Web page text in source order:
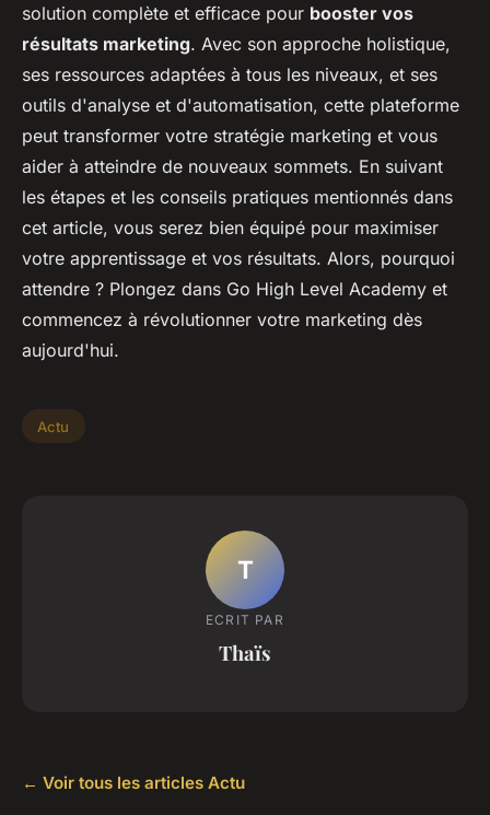
solution complète et efficace pour booster vos
résultats marketing. Avec son approche holistique,
ses ressources adaptées à tous les niveaux, et ses
outils d'analyse et d'automatisation, cette plateforme
peut transformer votre stratégie marketing et vous
aider à atteindre de nouveaux sommets. En suivant
les étapes et les conseils pratiques mentionnés dans
cet article, vous serez bien équipé pour maximiser
votre apprentissage et vos résultats. Alors, pourquoi
attendre ? Plongez dans Go High Level Academy et
commencez à révolutionner votre marketing dès
aujourd'hui.
Actu
T
ECRIT PAR
Thaïs
← Voir tous les articles Actu